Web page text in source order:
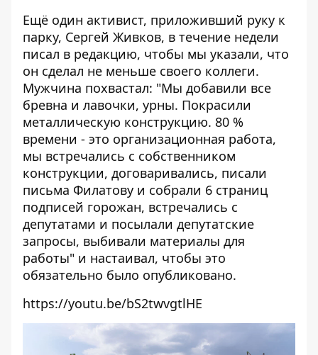
Ещё один активист, приложивший руку к
парку, Сергей Живков, в течение недели
писал в редакцию, чтобы мы указали, что
он сделал не меньше своего коллеги.
Мужчина похвастал: "Мы добавили все
бревна и лавочки, урны. Покрасили
металлическую конструкцию. 80 %
времени - это организационная работа,
мы встречались с собственником
конструкции, договаривались, писали
письма Филатову и собрали 6 страниц
подписей горожан, встречались с
депутатами и посылали депутатские
запросы, выбивали материалы для
работы" и настаивал, чтобы это
обязательно было опубликовано.
https://youtu.be/bS2twvgtlHE